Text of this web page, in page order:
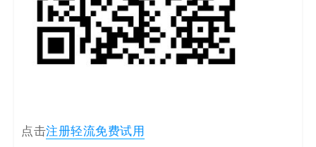
点击注册轻流免费试用